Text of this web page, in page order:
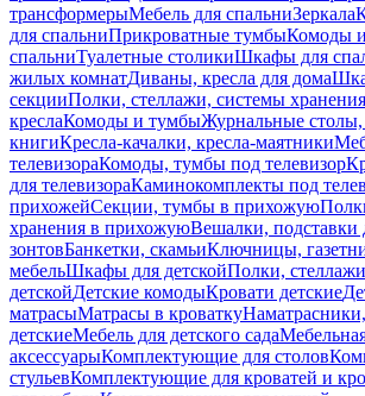
трансформерыМебель для спальниЗеркала
для спальниПрикроватные тумбыКомоды
спальниТуалетные столикиШкафы для
жилых комнатДиваны, кресла для дома
секцииПолки, стеллажи, системы хранения
креслаКомоды и тумбыЖурнальные
книгиКресла-качалки, кресла-маятники
телевизораКомоды, тумбы под телевизор
для телевизораКаминокомплекты под
прихожейСекции, тумбы в прихожую
хранения в прихожуюВешалки, подставки
зонтовБанкетки, скамьиКлючницы,
мебельШкафы для детскойПолки,
детскойДетские комодыКровати детские
матрасыМатрасы в кроватку
детскиеМебель для детского сада
аксессуарыКомплектующие для столов
стульевКомплектующие для кроватей и